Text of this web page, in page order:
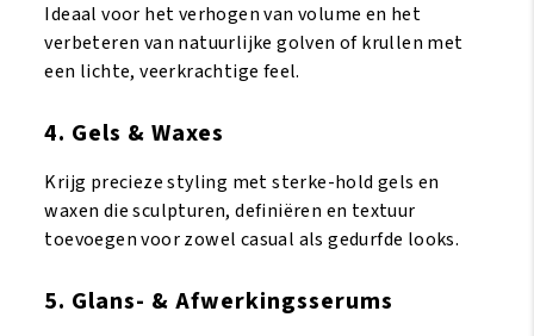
Ideaal voor het verhogen van volume en het
verbeteren van natuurlijke golven of krullen met
een lichte, veerkrachtige feel.
4. Gels & Waxes
Krijg precieze styling met sterke-hold gels en
waxen die sculpturen, definiëren en textuur
toevoegen voor zowel casual als gedurfde looks.
5. Glans- & Afwerkingsserums